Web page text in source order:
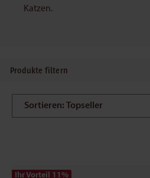
Katzen.
Produkte filtern
Ihr Vorteil 11 %